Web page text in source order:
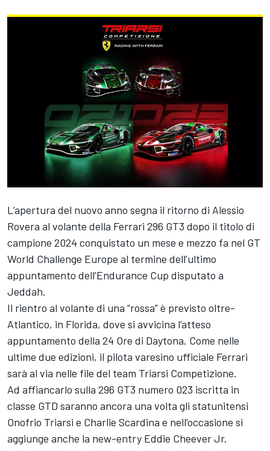
L’apertura del nuovo anno segna il ritorno di Alessio
Rovera al volante della Ferrari 296 GT3 dopo il titolo di
campione 2024 conquistato un mese e mezzo fa nel GT
World Challenge Europe al termine dell’ultimo
appuntamento dell’Endurance Cup disputato a
Jeddah.
Il rientro al volante di una “rossa” è previsto oltre-
Atlantico, in Florida, dove si avvicina l’atteso
appuntamento della 24 Ore di Daytona. Come nelle
ultime due edizioni, il pilota varesino ufficiale Ferrari
sarà al via nelle file del team Triarsi Competizione.
Ad affiancarlo sulla 296 GT3 numero 023 iscritta in
classe GTD saranno ancora una volta gli statunitensi
Onofrio Triarsi e Charlie Scardina e nell’occasione si
aggiunge anche la new-entry Eddie Cheever Jr.